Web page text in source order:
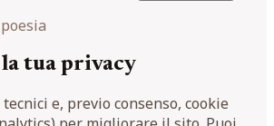
tua privacy
e, previo consenso, cookie